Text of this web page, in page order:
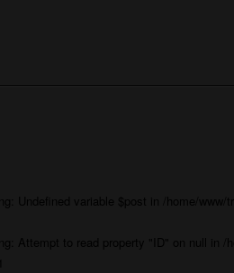
: Undefined variable $post in /home/
: Attempt to read property "ID" on null in /